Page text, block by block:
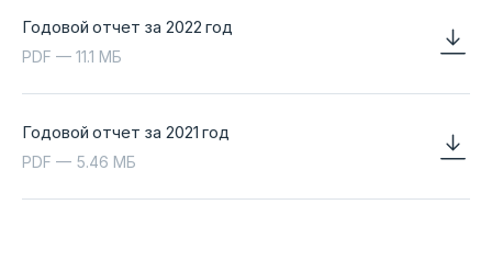
Годовой отчет за 2022 год
PDF — 11.1 МБ
Годовой отчет за 2021 год
PDF — 5.46 МБ